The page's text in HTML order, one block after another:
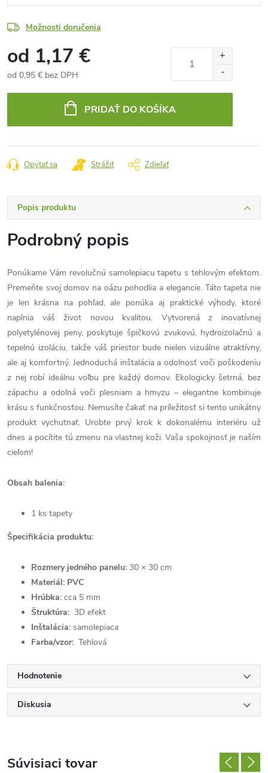
Možnosti doručenia
od 1,17 €
od 0,95 € bez DPH
PRIDAŤ DO KOŠÍKA
Opýtať sa Strážiť Zdieľať
Popis produktu
Podrobný popis
Ponúkame Vám revolučnú samolepiacu tapetu s tehlovým efektom.
Premeňte svoj domov na oázu pohodlia a elegancie. Táto tapeta nie
je len krásna na pohľad, ale ponúka aj praktické výhody, ktoré
naplnia váš život novou kvalitou. Vytvorená z inovatívnej
polyetylénovej peny, poskytuje špičkovú zvukovú, hydroizolačnú a
tepelnú izoláciu, takže váš priestor bude nielen vizuálne atraktívny,
ale aj komfortný. Jednoduchá inštalácia a odolnosť voči poškodeniu
z nej robí ideálnu voľbu pre každý domov. Ekologicky šetrná, bez
zápachu a odolná voči plesniam a hmyzu – elegantne kombinuje
krásu s funkčnosťou. Nemusíte čakať na príležitosť si tento unikátny
produkt vychutnať. Urobte prvý krok k dokonalému interiéru už
dnes a pocítite tú zmenu na vlastnej koži. Vaša spokojnosť je naším
cieľom!
Obsah balenia:
1 ks tapety
Špecifikácia produktu:
Rozmery jedného panelu: 30 × 30 cm
Materiál: PVC
Hrúbka: cca 5 mm
Štruktúra: 3D efekt
Inštalácia: samolepiaca
Farba/vzor: Tehlová
Hodnotenie
Diskusia
Súvisiaci tovar